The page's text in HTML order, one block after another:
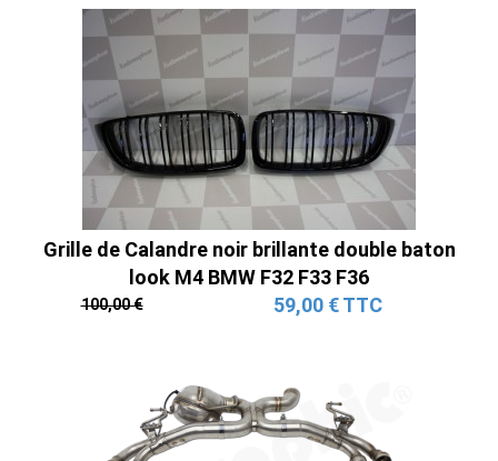
Grille de Calandre noir brillante double baton
look M4 BMW F32 F33 F36
100,00 € 59,00 € TTC